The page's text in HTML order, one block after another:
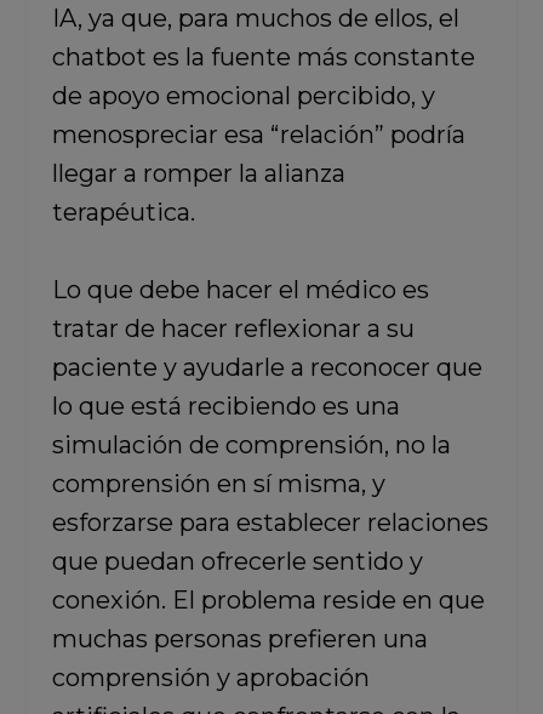
IA, ya que, para muchos de ellos, el
chatbot es la fuente más constante
de apoyo emocional percibido, y
menospreciar esa “relación” podría
llegar a romper la alianza
terapéutica.
Lo que debe hacer el médico es
tratar de hacer reflexionar a su
paciente y ayudarle a reconocer que
lo que está recibiendo es una
simulación de comprensión, no la
comprensión en sí misma, y
esforzarse para establecer relaciones
que puedan ofrecerle sentido y
conexión. El problema reside en que
muchas personas prefieren una
comprensión y aprobación